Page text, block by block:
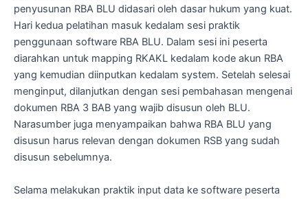
penyusunan RBA BLU didasari oleh dasar hukum yang kuat.
Hari kedua pelatihan masuk kedalam sesi praktik
penggunaan software RBA BLU. Dalam sesi ini peserta
diarahkan untuk mapping RKAKL kedalam kode akun RBA
yang kemudian diinputkan kedalam system. Setelah selesai
menginput, dilanjutkan dengan sesi pembahasan mengenai
dokumen RBA 3 BAB yang wajib disusun oleh BLU.
Narasumber juga menyampaikan bahwa RBA BLU yang
disusun harus relevan dengan dokumen RSB yang sudah
disusun sebelumnya.
Selama melakukan praktik input data ke software peserta